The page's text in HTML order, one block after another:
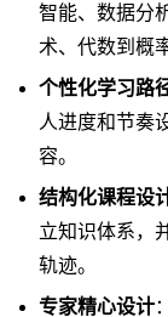
智能、数据分
术、代数到概
个性化学习路
人进度和节奏
容。
结构化课程设
立知识体系，
轨迹。
专家精心设计